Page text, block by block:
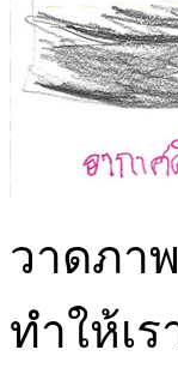
วาดภา
ทำให้เ